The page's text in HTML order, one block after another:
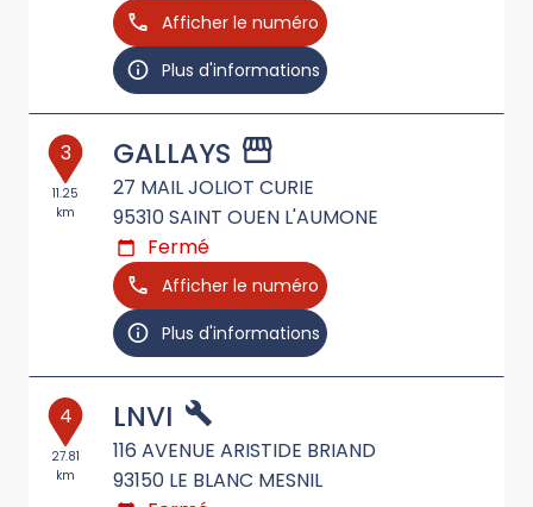
Afficher le numéro
Plus d'informations
3
11.25
km
GALLAYS
27 MAIL JOLIOT CURIE
95310SAINT OUEN L'AUMONE
Fermé
Afficher le numéro
Plus d'informations
4
27.81
km
LNVI
116 AVENUE ARISTIDE BRIAND
93150 LE BLANC MESNIL